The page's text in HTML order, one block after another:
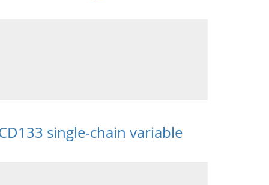
single-chain variable